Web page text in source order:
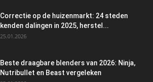
Correctie op de huizenmarkt: 24 steden
kenden dalingen in 2025, herstel...
25.01.2026
Beste draagbare blenders van 2026: Ninja,
Nutribullet en Beast vergeleken